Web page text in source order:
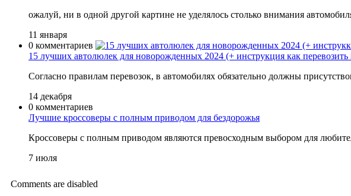
ожалуй, ни в одной другой картине не уделялось столько внимания
11 января
0 комментариев
15 лучших автолюлек для новорожденных 2024 (+ инструкция как
Согласно правилам перевозок, в автомобилях обязательно должны
14 декабря
0 комментариев
Лучшие кроссоверы с полным приводом для бездорожья
Кроссоверы с полным приводом являются превосходным выбором для
7 июля
Comments are disabled